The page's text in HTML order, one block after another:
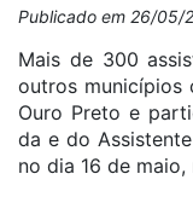
Publicado em 26/05/
Mais de 300
outros municípios
Ouro Preto e
da e do
no dia 16 de